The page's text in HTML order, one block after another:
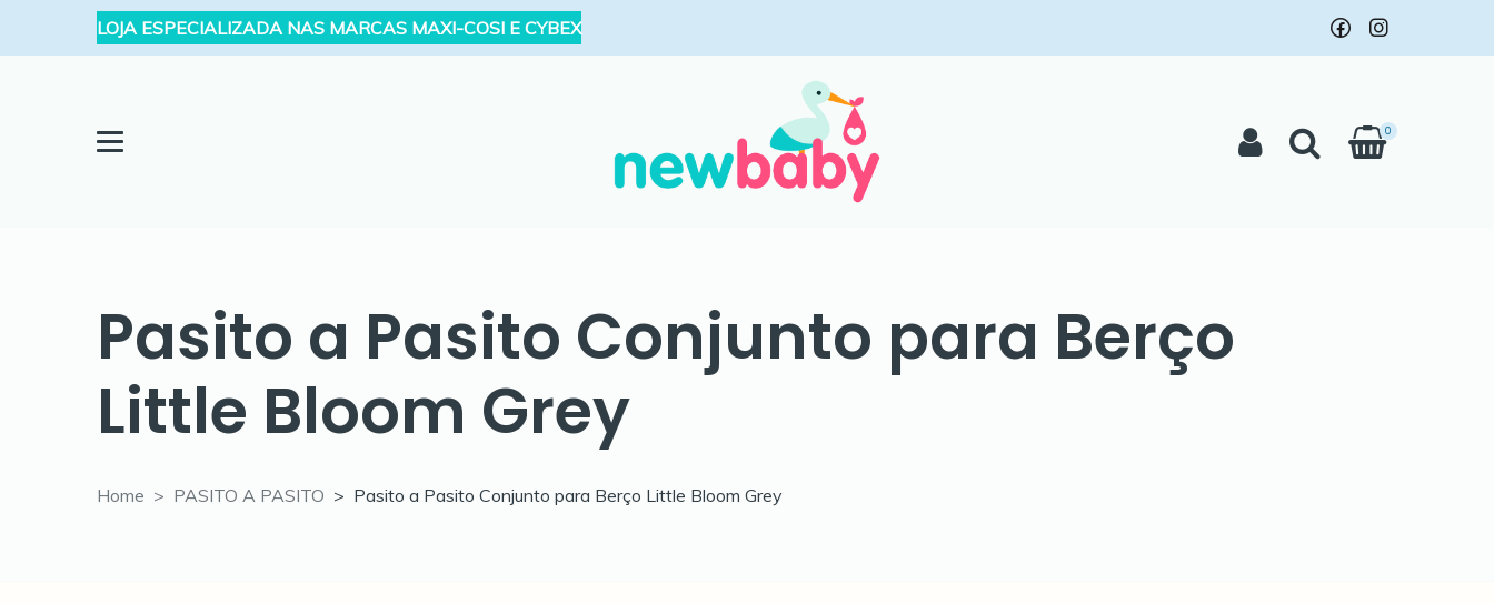
LOJA ESPECIALIZADA NAS MARCAS MAXI-COSI E CYBEX
0
Pasito a Pasito Conjunto para Berço
Little Bloom Grey
Home PASITO A PASITO Pasito a Pasito Conjunto para Berço Little Bloom Grey